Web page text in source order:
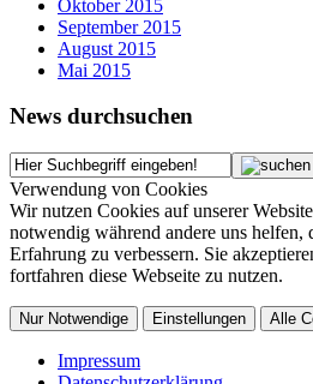
Oktober 2015
September 2015
August 2015
Mai 2015
News durchsuchen
Verwendung von Cookies
Wir nutzen Cookies auf unserer
notwendig während andere uns helfen,
Erfahrung zu verbessern. Sie
fortfahren diese Webseite zu nutzen.
Nur Notwendige Einstellungen Alle
Impressum